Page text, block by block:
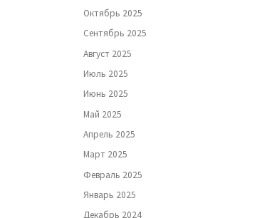
Октябрь 2025
Сентябрь 2025
Август 2025
Июль 2025
Июнь 2025
Май 2025
Апрель 2025
Март 2025
Февраль 2025
Январь 2025
Декабрь 2024